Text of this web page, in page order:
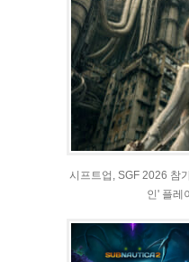
시프트업, SGF 2026 참
인' 플레